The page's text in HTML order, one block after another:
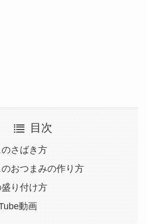
目次
さばき方
おつまみの作り方
り付け方
動画